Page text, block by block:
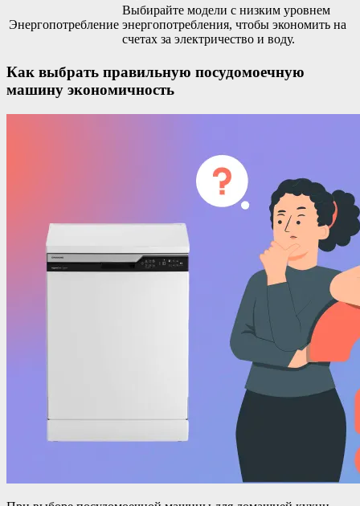
Энергопотребление
Выбирайте модели с низким уровнем
энергопотребления, чтобы экономить на
счетах за электричество и воду.
Как выбрать правильную посудомоечную
машину экономичность